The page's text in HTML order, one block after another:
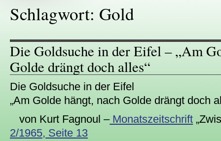
Schlagwort: Gold
Die Goldsuche in der Eifel – „Am
Golde drängt doch alles“
Die Goldsuche in der Eifel
„Am Golde hängt, nach Golde drängt doch
von Kurt Fagnoul –Monatszeitschrift
2/1965, Seite 13